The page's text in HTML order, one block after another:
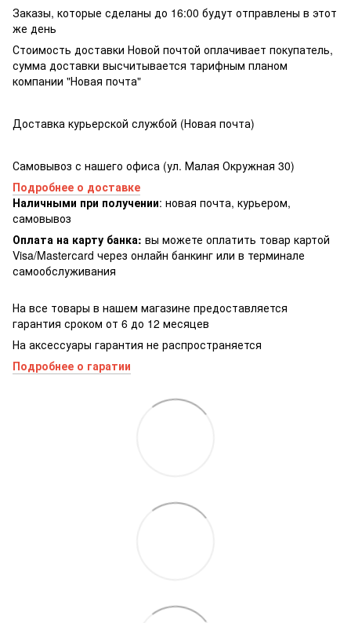
Заказы, которые сделаны до 16:00 будут отправлены в этот
же день
Стоимость доставки Новой почтой оплачивает покупатель,
сумма доставки высчитывается тарифным планом
компании "Новая почта"
Доставка курьерской службой (Новая почта)
Самовывоз с нашего офиса (ул. Малая Окружная 30)
Подробнее о доставке
Наличными при получении: новая почта, курьером,
самовывоз
Оплата на карту банка: вы можете оплатить товар картой
Visa/Masterсard через онлайн банкинг или в терминале
самообслуживания
На все товары в нашем магазине предоставляется
гарантия сроком от 6 до 12 месяцев
На аксессуары гарантия не распространяется
Подробнее о гаратии